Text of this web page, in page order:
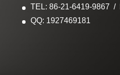
TEL: 86-21-6419-9867
QQ: 1927469181